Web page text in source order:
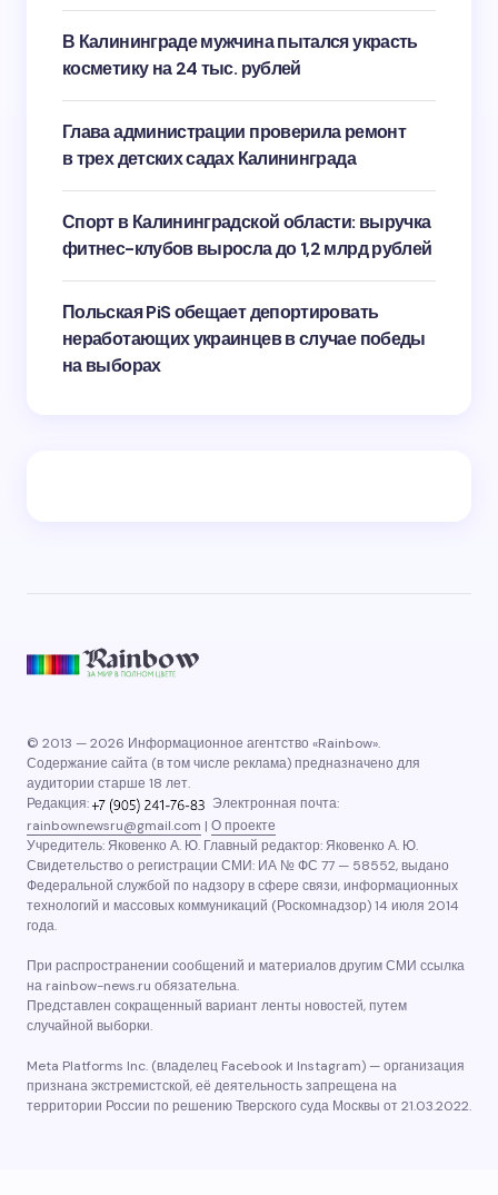
В Калининграде мужчина пытался украсть
косметику на 24 тыс. рублей
Глава администрации проверила ремонт
в трех детских садах Калининграда
Спорт в Калининградской области: выручка
фитнес-клубов выросла до 1,2 млрд рублей
Польская PiS обещает депортировать
неработающих украинцев в случае победы
на выборах
© 2013 — 2026 Информационное агентство «Rainbow».
Содержание сайта (в том числе реклама) предназначено для
аудитории старше 18 лет.
Редакция:
Электронная почта:
rainbownewsru@gmail.com | О проекте
Учредитель: Яковенко А. Ю. Главный редактор: Яковенко А. Ю.
Свидетельство о регистрации СМИ: ИА № ФС 77 — 58552, выдано
Федеральной службой по надзору в сфере связи, информационных
технологий и массовых коммуникаций (Роскомнадзор) 14 июля 2014
года.
При распространении сообщений и материалов другим СМИ ссылка
на rainbow-news.ru обязательна.
Представлен сокращенный вариант ленты новостей, путем
случайной выборки.
Meta Platforms Inc. (владелец Facebook и Instagram) — организация
признана экстремистской, её деятельность запрещена на
территории России по решению Тверского суда Москвы от 21.03.2022.